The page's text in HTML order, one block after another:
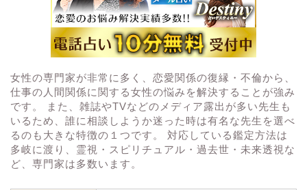
女性の専門家が非常に多く、恋愛関係の復縁・不倫から、
仕事の人間関係に関する女性の悩みを解決することが強み
です。 また、雑誌やTVなどのメディア露出が多い先生も
いるため、誰に相談しようか迷った時は有名な先生を選べ
るのも大きな特徴の１つです。 対応している鑑定方法は
多岐に渡り、霊視・スピリチュアル・過去世・未来透視な
ど、専門家は多数います。